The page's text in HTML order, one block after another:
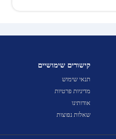
קישורים שימושיים
תנאי שימוש
מדיניות פרטיות
אודותינו
שאלות נפוצות